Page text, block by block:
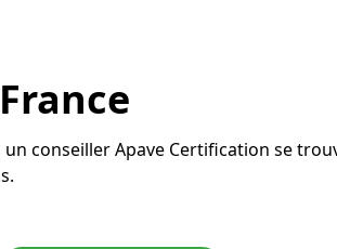
un conseiller Apave Certification se